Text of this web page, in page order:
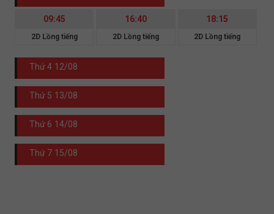
09:45
2D Lồng tiếng
16:40
2D Lồng tiếng
18:15
2D Lồng tiếng
Thứ 4 12/08
Thứ 5 13/08
Thứ 6 14/08
Thứ 7 15/08